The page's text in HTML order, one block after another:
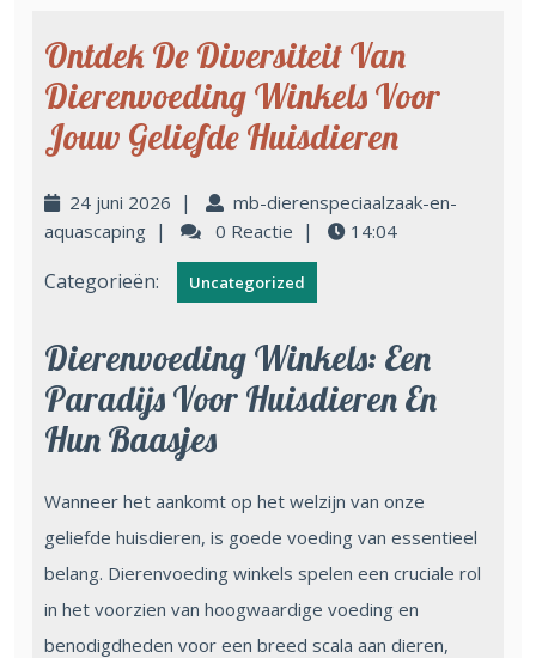
Ontdek De Diversiteit Van
Dierenvoeding Winkels Voor
Jouw Geliefde Huisdieren
24 juni 2026 |
mb-dierenspeciaalzaak-en-
aquascaping | 0 Reactie | 14:04
Categorieën: Uncategorized
Dierenvoeding Winkels: Een
Paradijs Voor Huisdieren En
Hun Baasjes
Wanneer het aankomt op het welzijn van onze
geliefde huisdieren, is goede voeding van essentieel
belang. Dierenvoeding winkels spelen een cruciale rol
in het voorzien van hoogwaardige voeding en
benodigdheden voor een breed scala aan dieren,